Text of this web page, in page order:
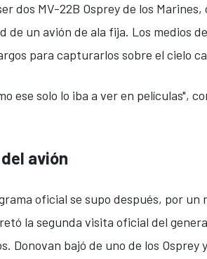
dos MV-22B Osprey de los
de un avión de ala fija. Los medios
para capturarlos sobre el cielo
ese solo lo iba a ver en películas",
avión
oficial se supo después, por
la segunda visita oficial del
Donovan bajó de uno de los